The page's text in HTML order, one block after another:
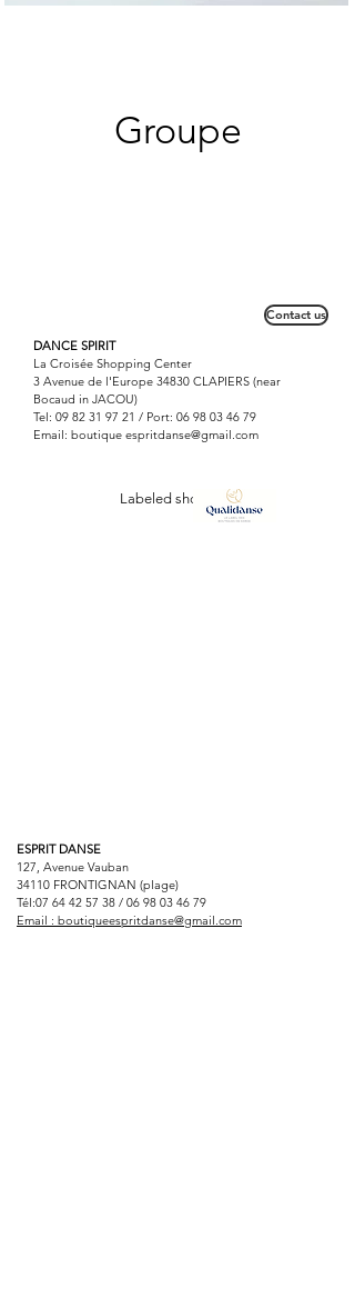
Groupe
Contact us
DANCE SPIRIT
La Croisée Shopping Center
3 Avenue de l'Europe 34830 CLAPIERS (near
Bocaud in JACOU)
Tel: 09 82 31 97 21 / Port: 06 98 03 46 79
Email: boutique espritdanse@gmail.com
Labeled shop
ESPRIT DANSE
127, Avenue Vauban
34110 FRONTIGNAN (plage)
Tél:07 64 42 57 38 / 06 98 03 46 79
Email : boutiqueespritdanse@gmail.com